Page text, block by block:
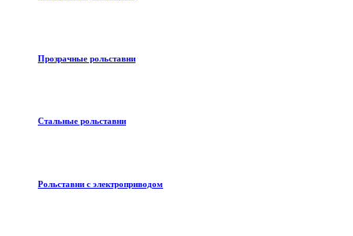
Прозрачные рольставни
Стальные рольставни
Рольставни с электроприводом